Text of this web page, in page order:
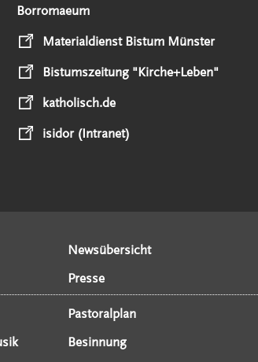
Borromaeum
Materialdienst Bistum Münster
Bistumszeitung "Kirche+Leben"
katholisch.de
isidor (Intranet)
Newsübersicht
Presse
Pastoralplan
Besinnung